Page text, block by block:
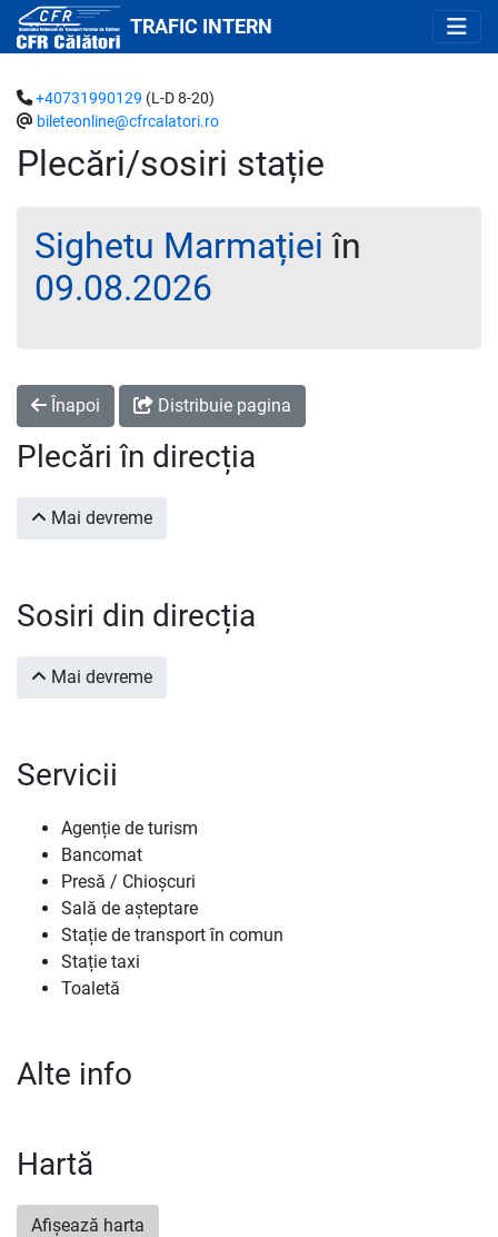
TRAFIC INTERN
Plecări/sosiri stație
+40731990129 (L-D 8-20)
bileteonline@cfrcalatori.ro
Sighetu Marmației în
09.08.2026
Înapoi Distribuie pagina
Plecări în direcția
Mai devreme
Sosiri din direcția
Mai devreme
Servicii
Agenție de turism
Bancomat
Presă / Chioșcuri
Sală de așteptare
Stație de transport în comun
Stație taxi
Toaletă
Alte info
Hartă
Afișează harta